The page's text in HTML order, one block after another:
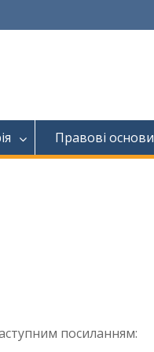
Правові основи
посиланням: